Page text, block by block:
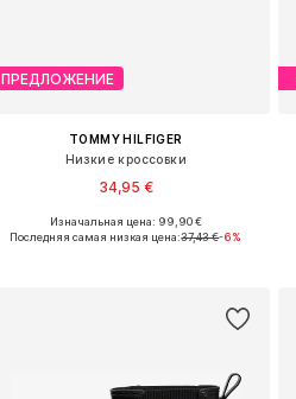
ПРЕДЛОЖЕНИЕ
TOMMY HILFIGER
Низкие кроссовки
34,95 €
+1
Доступные размеры: 36, 37, 38, 39, 40, 41
Изначальная цена: 99,90 €
Последняя самая низкая цена:37,43 €-6%